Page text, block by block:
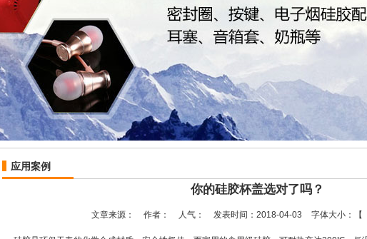
应用案例
你的硅胶杯盖选对了吗？
文章来源： 作者： 人气： 发表时间：2018-04-03 字体大小：【